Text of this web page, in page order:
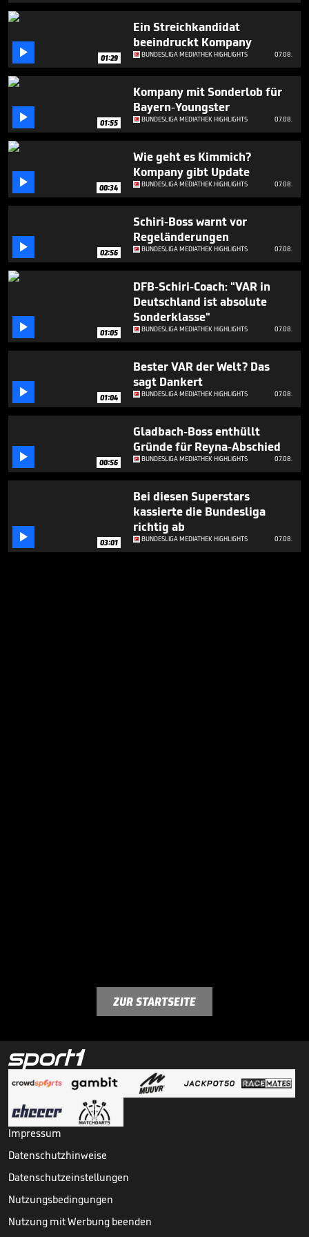
minutes,
3
 01:29
Ein Streichkandidat
beeindruckt Kompany
BUNDESLIGA MEDIATHEK HIGHLIGHTS 07.08.
 01:55
Kompany mit Sonderlob für
Bayern-Youngster
BUNDESLIGA MEDIATHEK HIGHLIGHTS 07.08.
 00:34
Wie geht es Kimmich?
Kompany gibt Update
BUNDESLIGA MEDIATHEK HIGHLIGHTS 07.08.
 02:56
Schiri-Boss warnt vor
Regeländerungen
BUNDESLIGA MEDIATHEK HIGHLIGHTS 07.08.
 01:05
DFB-Schiri-Coach: "VAR in
Deutschland ist absolute
Sonderklasse"
BUNDESLIGA MEDIATHEK HIGHLIGHTS 07.08.
 01:04
Bester VAR der Welt? Das
sagt Dankert
BUNDESLIGA MEDIATHEK HIGHLIGHTS 07.08.
 00:56
Gladbach-Boss enthüllt
Gründe für Reyna-Abschied
BUNDESLIGA MEDIATHEK HIGHLIGHTS 07.08.
 03:01
Bei diesen Superstars
kassierte die Bundesliga
richtig ab
BUNDESLIGA MEDIATHEK HIGHLIGHTS 07.08.
ZUR STARTSEITE
Impressum
Datenschutzhinweise
Datenschutzeinstellungen
Nutzungsbedingungen
Nutzung mit Werbung beenden